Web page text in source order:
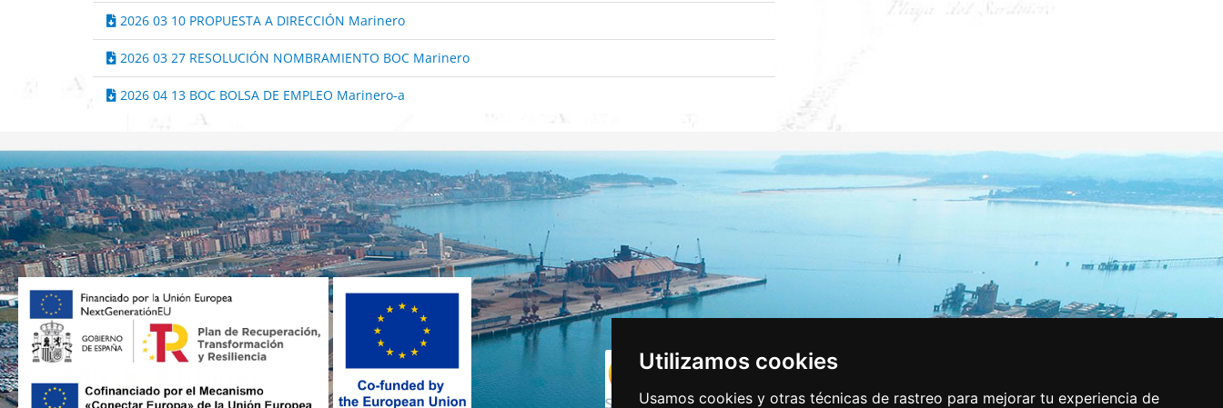
Utilizamos cookies
Usamos cookies y otras técnicas de rastreo para mejorar tu experiencia de
2026 03 10 PROPUESTA A DIRECCIÓN Marinero
2026 03 27 RESOLUCIÓN NOMBRAMIENTO BOC Marinero
2026 04 13 BOC BOLSA DE EMPLEO Marinero-a